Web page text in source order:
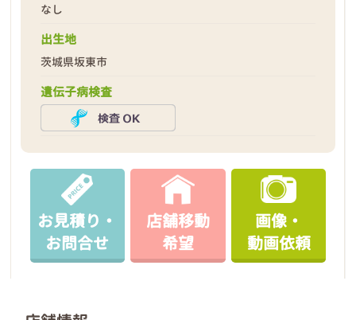
なし
出生地
茨城県坂東市
遺伝子病検査
お見積り・
お問合せ
店舗移動
希望
画像・
動画依頼